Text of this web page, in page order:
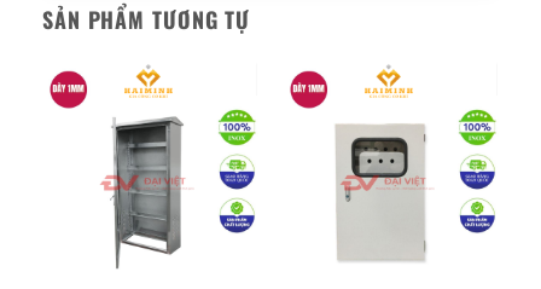
SẢN PHẨM TƯƠNG TỰ